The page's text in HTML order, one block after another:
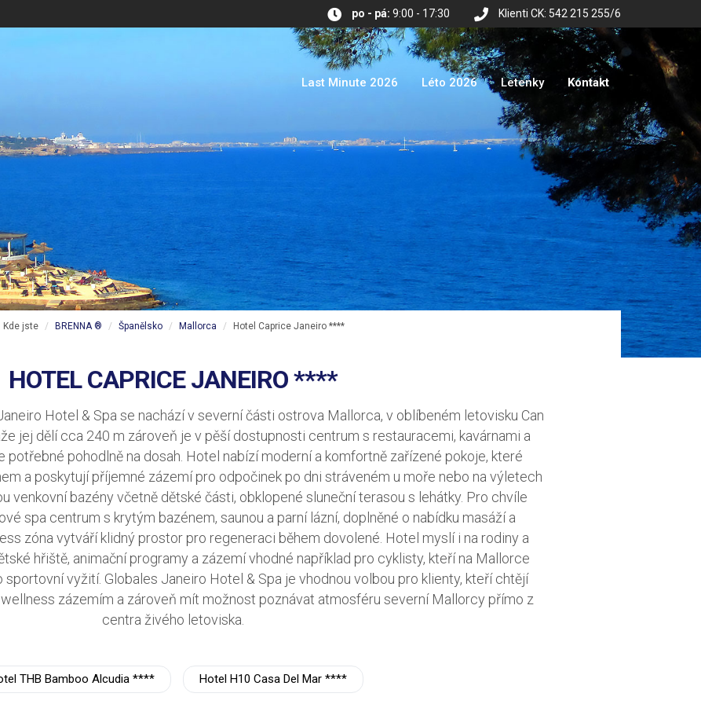
Klienti CK: 542 215 255/6
po - pá: 9:00 - 17:30
Last Minute 2026 Léto 2026 Letenky Kontakt
Kde jste BRENNA ® Španělsko Mallorca Hotel Caprice Janeiro ****
HOTEL CAPRICE JANEIRO ****
Hotel & Spa se nachází v severní části ostrova Mallorca, v oblíbeném letovisku Can
jej dělí cca 240 m zároveň je v pěší dostupnosti centrum s restauracemi, kavárnami a
potřebné pohodlně na dosah. Hotel nabízí moderní a komfortně zařízené pokoje, které
a poskytují příjemné zázemí pro odpočinek po dni stráveném u moře nebo na výletech
venkovní bazény včetně dětské části, obklopené sluneční terasou s lehátky. Pro chvíle
spa centrum s krytým bazénem, saunou a parní lázní, doplněné o nabídku masáží a
zóna vytváří klidný prostor pro regeneraci během dovolené. Hotel myslí i na rodiny a
hřiště, animační programy a zázemí vhodné například pro cyklisty, kteří na Mallorce
sportovní vyžití. Globales Janeiro Hotel & Spa je vhodnou volbou pro klienty, kteří chtějí
zázemím a zároveň mít možnost poznávat atmosféru severní Mallorcy přímo z
centra živého letoviska.
THB Bamboo Alcudia **** Hotel H10 Casa Del Mar ****